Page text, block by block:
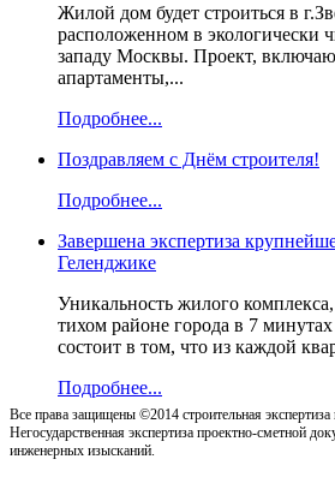
Жилой дом будет строиться в
расположенном в экологически
западу Москвы. Проект,
апартаменты,...
Подробнее...
Поздравляем с Днём строителя!
Подробнее...
Завершена экспертиза
Геленджике
Уникальность жилого
тихом районе города в 7
состоит в том, что из каждой
Подробнее...
Все права защищены ©2014 строительная экспертиза
Негосударственная экспертиза проектно-сметной
инженерных изысканий.